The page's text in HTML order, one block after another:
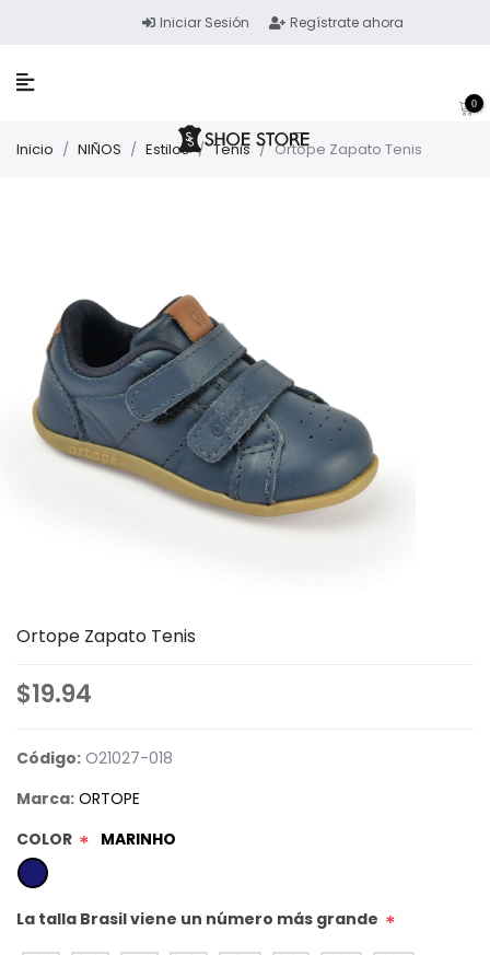
Iniciar Sesión Regístrate ahora
0
Inicio / NIÑOS / Estilos / Tenis / Ortope Zapato Tenis
Ortope Zapato Tenis
$19.94
Código: O21027-018
Marca: ORTOPE
COLOR * MARINHO
La talla Brasil viene un número más grande *